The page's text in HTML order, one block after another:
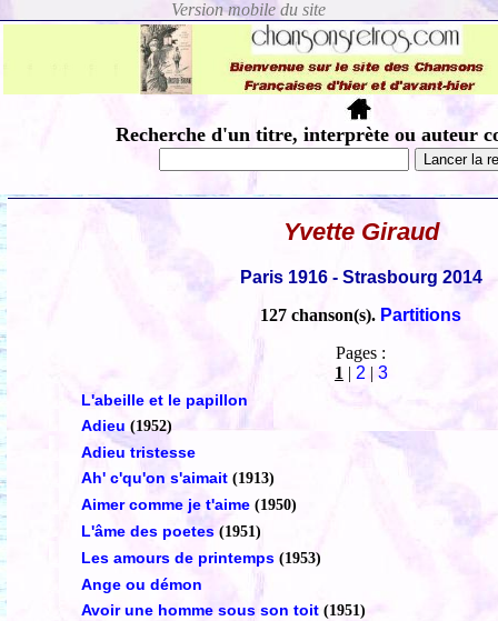
Recherche d'un titre, interprète ou auteur
Yvette Giraud
Paris 1916 - Strasbourg 2014
127 chanson(s). Partitions
Pages :
1 | 2 | 3
L'abeille et le papillon
Adieu (1952)
Adieu tristesse
Ah' c'qu'on s'aimait (1913)
Aimer comme je t'aime (1950)
L'âme des poetes (1951)
Les amours de printemps (1953)
Ange ou démon
Avoir une homme sous son toit (1951)